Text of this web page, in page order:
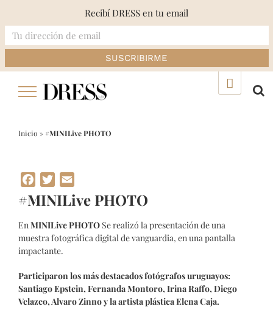
Inicio » #MINILive PHOTO
Facebook
Twitter
#MINILive PHOTO
EnMINILive PHOTO Se realizó la presentación de una
muestra fotográfica digital de vanguardia, en una pantalla
impactante.
Participaron los más destacados fotógrafos uruguayos:
Santiago Epstein, Fernanda Montoro, Irina Raffo, Diego
Velazco, Alvaro Zinno y la artista plástica Elena Caja.
Recibí DRESS en tu email